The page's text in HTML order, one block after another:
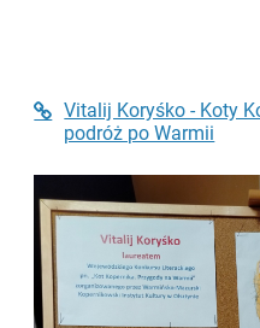
Vitalij Koryśko - Koty
podróż po Warmii